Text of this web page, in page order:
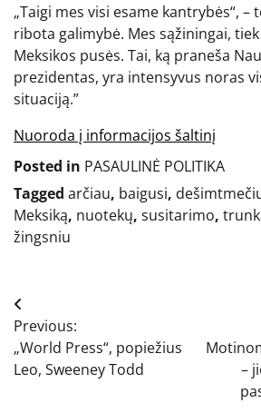
„Taigi mes visi esame kantrybės“, –
ribota galimybė. Mes sąžiningai,
Meksikos pusės. Tai, ką praneša
prezidentas, yra intensyvus noras
situaciją.”
Nuoroda į informacijos šaltinį
Posted in PASAULINĖ POLITIKA
Tagged arčiau, baigusi,
Meksiką, nuotekų, susitarimo,
žingsniu
Navigacija
tarp
įrašų
Previous:
„World Press“, popiežius
Leo, Sweeney Todd
–